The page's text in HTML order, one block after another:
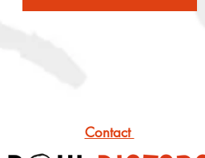
Contact